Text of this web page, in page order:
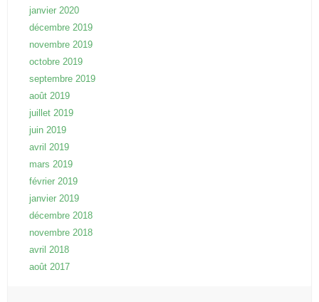
janvier 2020
décembre 2019
novembre 2019
octobre 2019
septembre 2019
août 2019
juillet 2019
juin 2019
avril 2019
mars 2019
février 2019
janvier 2019
décembre 2018
novembre 2018
avril 2018
août 2017